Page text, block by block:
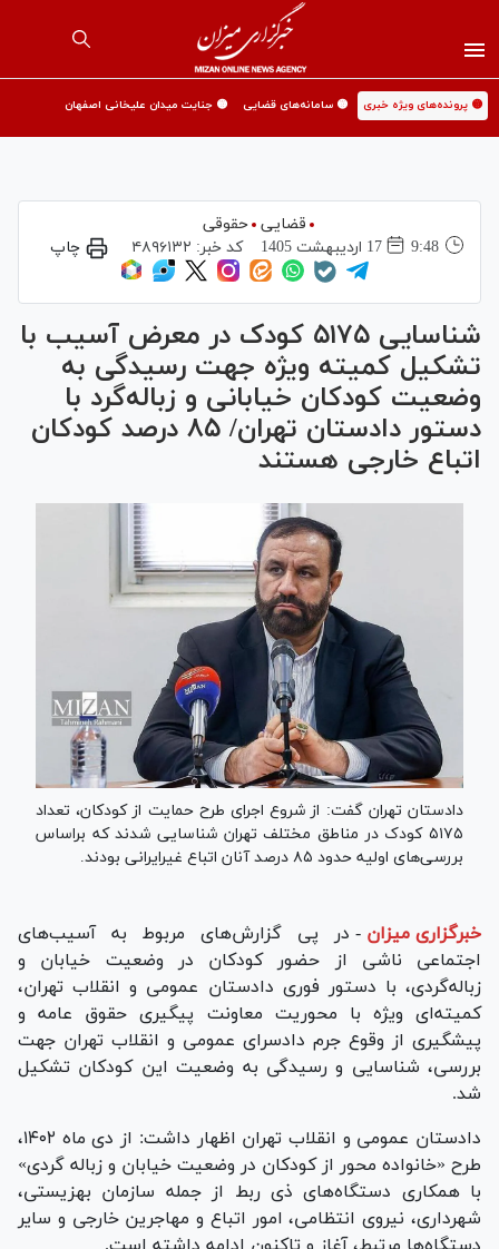
🟡 پرونده‌های ویژه خبری 🟡 سامانه‌های قضایی 🟡 جنایت میدان علیخانی اصفهان
قضایی حقوقی
9:48
17 ارديبهشت 1405 کد خبر: ۴۸۹۶۱۳۲ چاپ
شناسایی ۵۱۷۵ کودک در معرض آسیب با
تشکیل کمیته ویژه جهت رسیدگی به
وضعیت کودکان خیابانی و زباله‌گرد با
دستور دادستان تهران/ ۸۵ درصد کودکان
اتباع خارجی هستند
دادستان تهران گفت: از شروع اجرای طرح حمایت از کودکان، تعداد
۵۱۷۵ کودک در مناطق مختلف تهران شناسایی شدند که براساس
بررسی‌های اولیه حدود ۸۵ درصد آنان اتباع غیرایرانی بودند.
خبرگزاری میزان - در پی گزارش‌های مربوط به آسیب‌های
اجتماعی ناشی از حضور کودکان در وضعیت خیابان و
زباله‌گردی، با دستور فوری دادستان عمومی و انقلاب تهران،
کمیته‌ای ویژه با محوریت معاونت پیگیری حقوق عامه و
پیشگیری از وقوع جرم دادسرای عمومی و انقلاب تهران جهت
بررسی، شناسایی و رسیدگی به وضعیت این کودکان تشکیل
شد.
دادستان عمومی و انقلاب تهران اظهار داشت: از دی ماه ۱۴۰۲،
طرح «خانواده محور از کودکان در وضعیت خیابان و زباله گردی»
با همکاری دستگاه‌های ذی ربط از جمله سازمان بهزیستی،
شهرداری، نیروی انتظامی، امور اتباع و مهاجرین خارجی و سایر